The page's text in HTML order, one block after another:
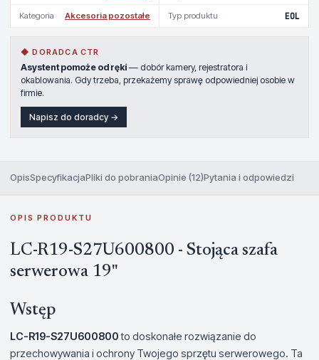
Kategoria Akcesoria pozostałe Typ produktu EOL
◆ DORADCA CTR
Asystent pomoże od ręki — dobór kamery, rejestratora i
okablowania. Gdy trzeba, przekażemy sprawę odpowiedniej osobie w
firmie.
Napisz do doradcy →
OpisSpecyfikacjaPliki do pobraniaOpinie (12)Pytania i odpowiedzi
OPIS PRODUKTU
LC-R19-S27U600800 - Stojąca szafa
serwerowa 19"
Wstęp
LC-R19-S27U600800to doskonałe rozwiązanie do
przechowywania i ochrony Twojego sprzętu serwerowego. Ta